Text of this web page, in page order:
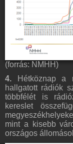
(forrás: NMHH)
4. Hétköznap a
hallgatott rádiók
többfélét is
kereslet
mint a kisebb
országos